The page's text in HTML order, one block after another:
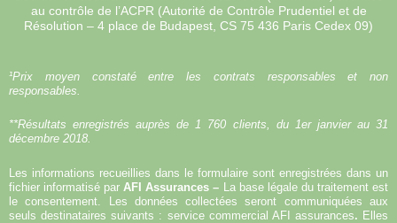
au contrôle de l’ACPR (Autorité de Contrôle Prudentiel et de
Résolution – 4 place de Budapest, CS 75 436 Paris Cedex 09)
¹Prix moyen constaté entre les contrats responsables et non
responsables.
**Résultats enregistrés auprès de 1 760 clients, du 1er janvier au 31
décembre 2018.
Les informations recueillies dans le formulaire sont enregistrées dans un
fichier informatisé parAFI Assurances – La base légale du traitement est
le consentement. Les données collectées seront communiquées aux
seuls destinataires suivants : service commercial AFI assurances. Elles